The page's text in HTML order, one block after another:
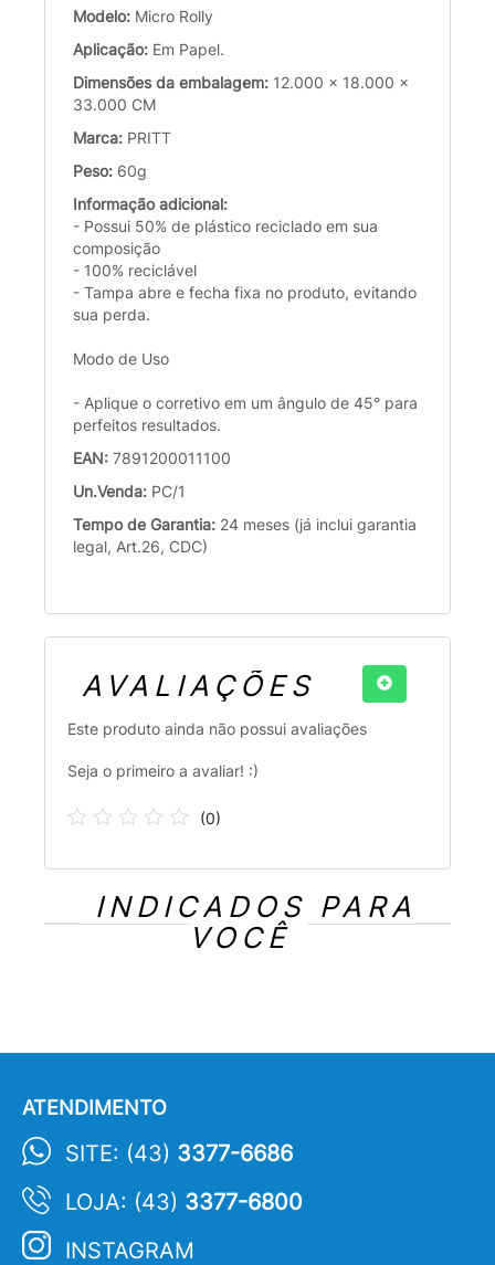
Modelo: Micro Rolly
Aplicação: Em Papel.
Dimensões da embalagem: 12.000 x 18.000 x
33.000 CM
Marca: PRITT
Peso: 60g
Informação adicional:
- Possui 50% de plástico reciclado em sua
composição
- 100% reciclável
- Tampa abre e fecha fixa no produto, evitando
sua perda.
Modo de Uso
- Aplique o corretivo em um ângulo de 45° para
perfeitos resultados.
EAN: 7891200011100
Un.Venda: PC/1
Tempo de Garantia: 24 meses (já inclui garantia
legal, Art.26, CDC)
AVALIAÇÕES
Este produto ainda não possui avaliações
Seja o primeiro a avaliar! :)
(0)
INDICADOS PARA
VOCÊ
ATENDIMENTO
SITE: (43) 3377-6686
LOJA: (43) 3377-6800
INSTAGRAM